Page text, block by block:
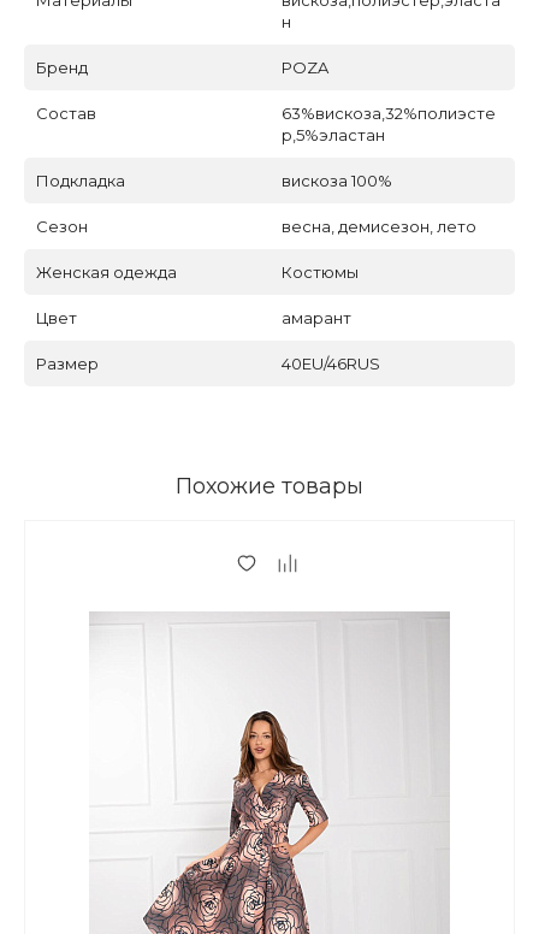
н
Бренд POZA
Состав
63%вискоза,32%полиэсте
р,5%эластан
Подкладка вискоза 100%
Сезон весна, демисезон, лето
Женская одежда Костюмы
Цвет амарант
Размер 40EU/46RUS
Похожие товары